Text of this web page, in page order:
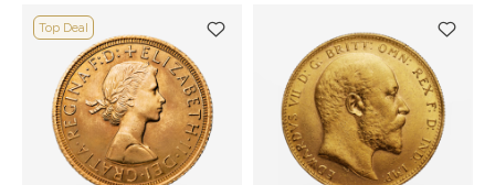
Top Deal